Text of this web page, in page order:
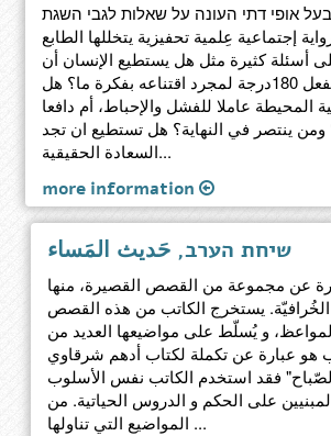
אופי דתי העונה על שאלות לגבי השגת
إجتماعية عِلمية تحفيزية يتخللها الطابع
أسئلة كثيرة مثل هل يستطيع الإنسان أن
تتغير حياته بالفعل 180درجة لمجرد اقتناعه بفكرة ما؟ هل
المحيطة عاملا للفشل والإحباط، أم دافعا
ومن ينتصر في النهاية؟ هل تستطيع ان تجد
السعادة الحقيقية...
more information
שיחת הערב, حَديث المَساء
عن مجموعة من القصص القصيرة، منها
الخُرافيّة. يستخرج الكاتب من هذه القصص
و يُسلّط على مواضيعها العديد من
هو عبارة عن تكملة لكتاب أدهم شرقاوي
فقد استخدم الكاتب نفس الأسلوب
على الحكم و الدروس الحياتية. من
المواضيع التي تناولها ...